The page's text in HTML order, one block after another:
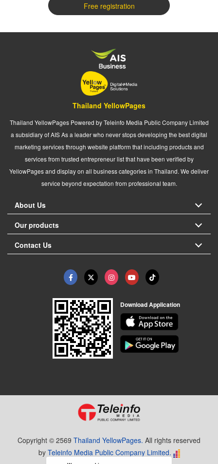
Free registration
Thailand YellowPages
Thailand YellowPages Powered by Teleinfo Media Public Company Limited
a subsidiary of AIS As a leader who never stops developing the best digital
marketing services through website platform that including products and
services from trusted entrepreneur list that have been verified by
YellowPages and display on all business categories in Thailand. We deliver
service beyond expectation from professional team.
About Us
Our products
Contact Us
Download Application
Copyright © 2569 Thailand YellowPages. All rights reserved
by Teleinfo Media Public Company Limited.